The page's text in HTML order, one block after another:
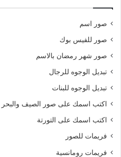
صور اسم
صور للفيس بوك
صور شهر رمضان بالاسم
تبديل الوجوه للرجال
تبديل الوجوه للبنات
اكتب اسمك على صور الصيف والبحر
اكتب اسمك على التورتة
فريمات للصور
فريمات رومانسية